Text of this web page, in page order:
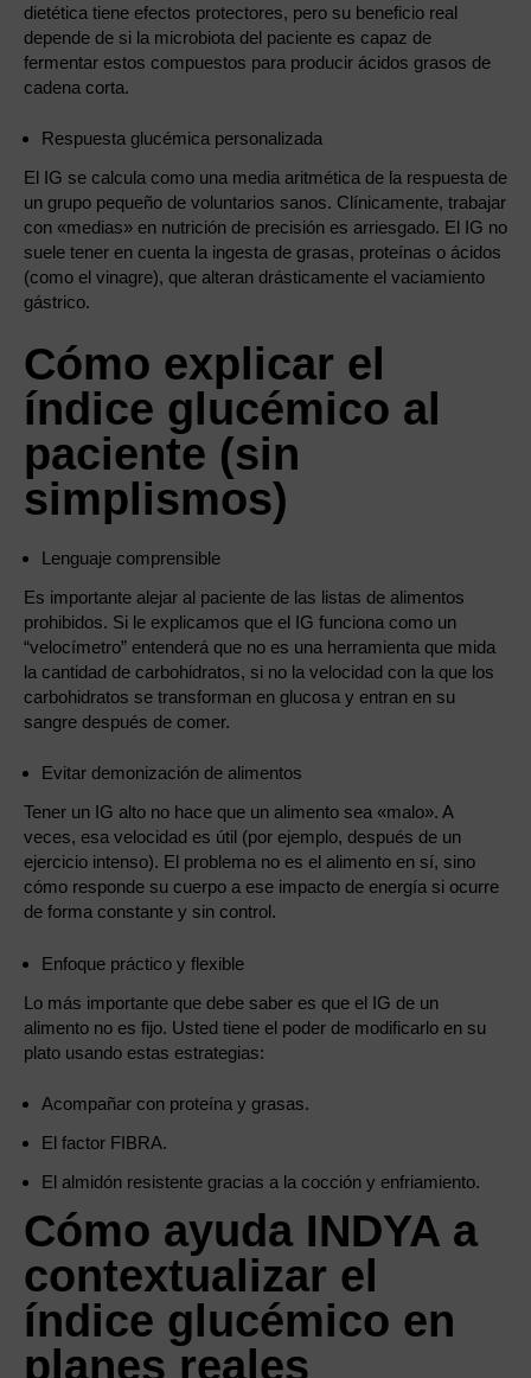
dietética tiene efectos protectores, pero su beneficio real
depende de si la microbiota del paciente es capaz de
fermentar estos compuestos para producir ácidos grasos de
cadena corta.
Respuesta glucémica personalizada
El IG se calcula como una media aritmética de la respuesta de
un grupo pequeño de voluntarios sanos. Clínicamente, trabajar
con «medias» en nutrición de precisión es arriesgado. El IG no
suele tener en cuenta la ingesta de grasas, proteínas o ácidos
(como el vinagre), que alteran drásticamente el vaciamiento
gástrico.
Cómo explicar el
índice glucémico al
paciente (sin
simplismos)
Lenguaje comprensible
Es importante alejar al paciente de las listas de alimentos
prohibidos. Si le explicamos que el IG funciona como un
“velocímetro” entenderá que no es una herramienta que mida
la cantidad de carbohidratos, si no la velocidad con la que los
carbohidratos se transforman en glucosa y entran en su
sangre después de comer.
Evitar demonización de alimentos
Tener un IG alto no hace que un alimento sea «malo». A
veces, esa velocidad es útil (por ejemplo, después de un
ejercicio intenso). El problema no es el alimento en sí, sino
cómo responde su cuerpo a ese impacto de energía si ocurre
de forma constante y sin control.
Enfoque práctico y flexible
Lo más importante que debe saber es que el IG de un
alimento no es fijo. Usted tiene el poder de modificarlo en su
plato usando estas estrategias:
Acompañar con proteína y grasas.
El factor FIBRA.
El almidón resistente gracias a la cocción y enfriamiento.
Cómo ayuda INDYA a
contextualizar el
índice glucémico en
planes reales